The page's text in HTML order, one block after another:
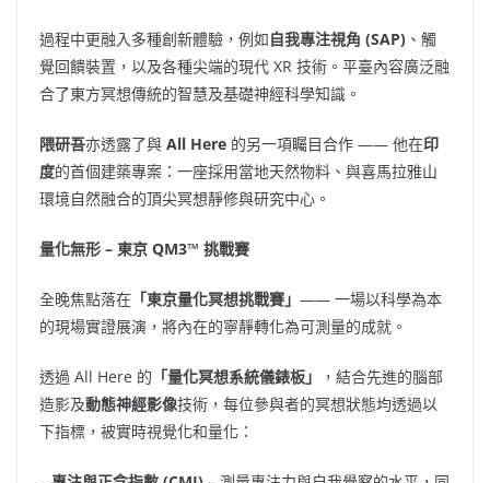
過程中更融入多種創新體驗，例如自我專注視角 (SAP) 、觸
覺回饋裝置，以及各種尖端的現代 XR 技術。平臺內容廣泛融
合了東方冥想傳統的智慧及基礎神經科學知識。
隈研吾亦透露了與 All Here 的另一項矚目合作 —— 他在印
度的首個建築專案：一座採用當地天然物料、與喜馬拉雅山
環境自然融合的頂尖冥想靜修與研究中心。
量化無形 – 東京 QM3™ 挑戰賽
全晚焦點落在 「東京量化冥想挑戰賽」 —— 一場以科學為本
的現場實證展演，將內在的寧靜轉化為可測量的成就。
透過 All Here 的 「量化冥想系統儀錶板」
，結合先進的腦部
造影及動態神經影像技術，每位參與者的冥想狀態均透過以
下指標，被實時視覺化和量化：